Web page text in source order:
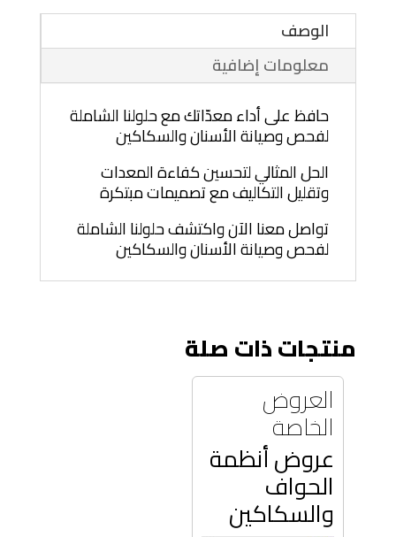
الوصف
معلومات إضافية
حافظ على أداء معدّاتك مع حلولنا الشاملة
لفحص وصيانة الأسنان والسكاكين
الحل المثالي لتحسين كفاءة المعدات
وتقليل التكاليف مع تصميمات مبتكرة
تواصل معنا الآن واكتشف حلولنا الشاملة
لفحص وصيانة الأسنان والسكاكين
منتجات ذات صلة
العروض
الخاصة
عروض أنظمة
الحواف
والسكاكين